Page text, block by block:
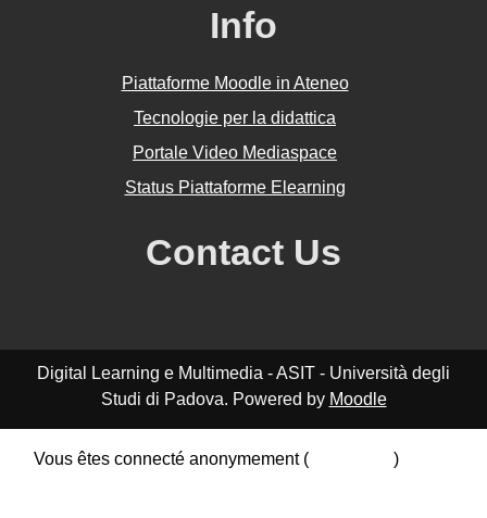
Info
Piattaforme Moodle in Ateneo
Tecnologie per la didattica
Portale Video Mediaspace
Status Piattaforme Elearning
Contact Us
Digital Learning e Multimedia - ASIT - Università degli
Studi di Padova. Powered by Moodle
Vous êtes connecté anonymement (
)